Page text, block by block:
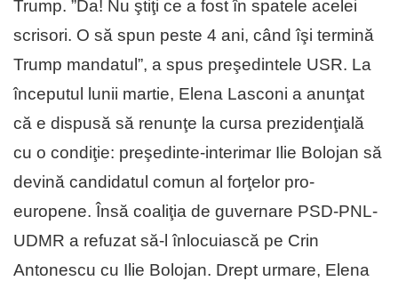
Trump. ”Da! Nu ştiţi ce a fost în spatele acelei
scrisori. O să spun peste 4 ani, când îşi termină
Trump mandatul”, a spus preşedintele USR. La
începutul lunii martie, Elena Lasconi a anunţat
că e dispusă să renunţe la cursa prezidenţială
cu o condiţie: preşedinte-interimar Ilie Bolojan să
devină candidatul comun al forţelor pro-
europene. Însă coaliţia de guvernare PSD-PNL-
UDMR a refuzat să-l înlocuiască pe Crin
Antonescu cu Ilie Bolojan. Drept urmare, Elena